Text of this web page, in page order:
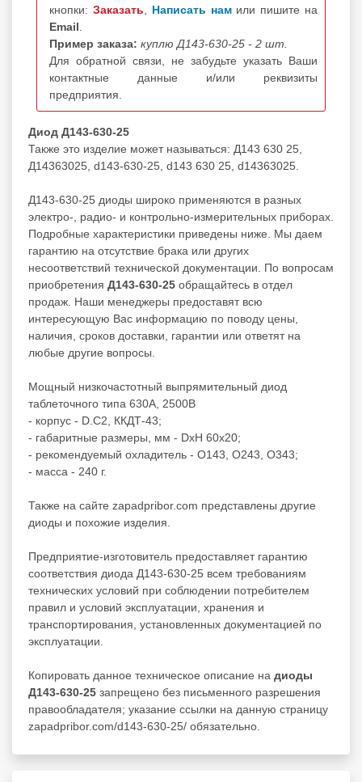
кнопки: Заказать Написать нам или пишите на
Email
Пример заказа: куплю Д143-630-25 - 2 шт.
Для обратной связи, не забудьте указать Ваши
контактные данные и/или реквизиты
предприятия.
Диод Д143-630-25
Также это изделие может называться: Д143 630 25,
Д14363025, d143-630-25, d143 630 25, d14363025.
Д143-630-25 диоды широко применяются в разных
электро-, радио- и контрольно-измерительных приборах.
Подробные характеристики приведены ниже. Мы даем
гарантию на отсутствие брака или других
несоответствий технической документации. По вопросам
приобретения Д143-630-25 обращайтесь в отдел
продаж. Наши менеджеры предоставят всю
интересующую Вас информацию по поводу цены,
наличия, сроков доставки, гарантии или ответят на
любые другие вопросы.
Мощный низкочастотный выпрямительный диод
таблеточного типа 630А, 2500В
- корпус - D.C2, ККДТ-43;
- габаритные размеры, мм - DxH 60x20;
- рекомендуемый охладитель - О143, О243, О343;
- масса - 240 г.
Также на сайте zapadpribor.com представлены другие
диоды и похожие изделия.
Предприятие-изготовитель предоставляет гарантию
соответствия диода Д143-630-25 всем требованиям
технических условий при соблюдении потребителем
правил и условий эксплуатации, хранения и
транспортирования, установленных документацией по
эксплуатации.
Копировать данное техническое описание на диоды
Д143-630-25 запрещено без письменного разрешения
правообладателя; указание ссылки на данную страницу
zapadpribor.com/d143-630-25/ обязательно.